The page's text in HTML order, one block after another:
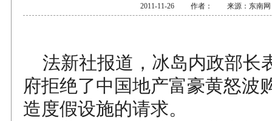
2011-11-26 作者： 来源：东南网
法新社报道，冰岛内政部长
府拒绝了中国地产富豪黄怒波
造度假设施的请求。